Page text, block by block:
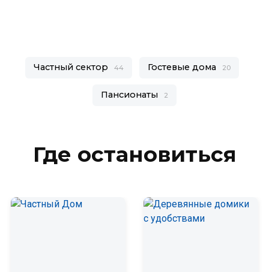
Частный сектор 44 Гостевые дома 20
Пансионаты 2
Где остановиться